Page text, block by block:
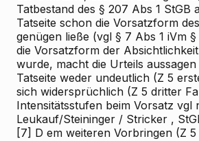
Tatbestand des § 207 Abs 1 StGB
Tatseite schon die Vorsatzform des
genügen ließe (vgl § 7 Abs 1 iVm
die Vorsatzform der
wurde, macht die Urteils aussagen
Tatseite weder undeutlich (Z 5
sich widersprüchlich (Z 5 dritter
Intensitätsstufen beim Vorsatz vgl
Leukauf/Steininger / Stricker ,
[7] D em weiteren Vorbringen (Z